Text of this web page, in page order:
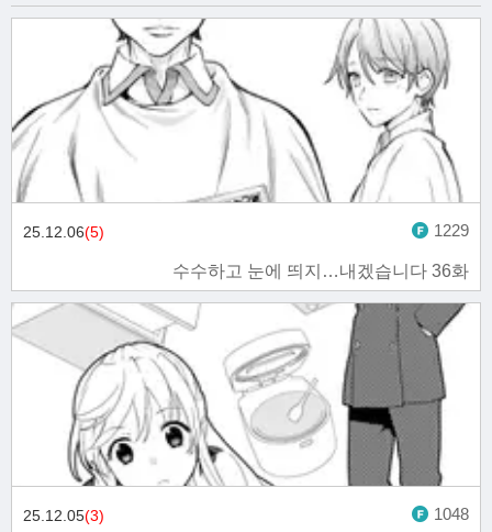
수수하고 눈에 띄지…내겠습니다 36화
25.12.06(5) 1229
25.12.05(3) 1048